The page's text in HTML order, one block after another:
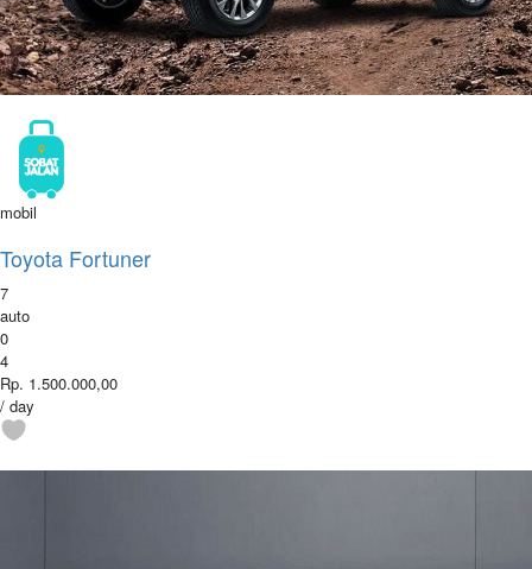
mobil
Toyota Fortuner
7
auto
0
4
Rp. 1.500.000,00
/ day